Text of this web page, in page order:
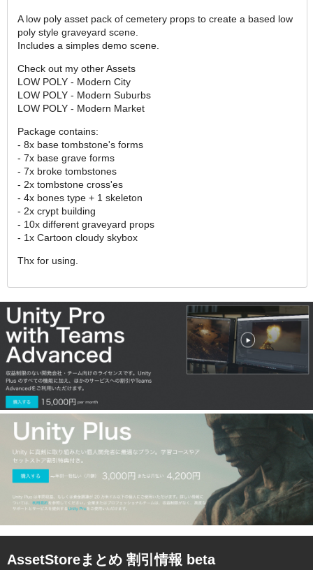
A low poly asset pack of cemetery props to create a based low
poly style graveyard scene.
Includes a simples demo scene.
Check out my other Assets
LOW POLY - Modern City
LOW POLY - Modern Suburbs
LOW POLY - Modern Market
Package contains:
- 8x base tombstone's forms
- 7x base grave forms
- 7x broke tombstones
- 2x tombstone cross'es
- 4x bones type + 1 skeleton
- 2x crypt building
- 10x different graveyard props
- 1x Cartoon cloudy skybox
Thx for using.
AssetStoreまとめ 割引情報 beta